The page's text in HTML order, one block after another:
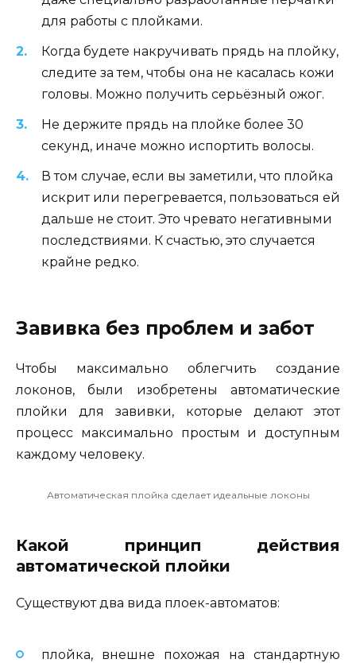
для работы с плойками.
Когда будете накручивать прядь на плойку,
следите за тем, чтобы она не касалась кожи
головы. Можно получить серьёзный ожог.
Не держите прядь на плойке более 30
секунд, иначе можно испортить волосы.
В том случае, если вы заметили, что плойка
искрит или перегревается, пользоваться ей
дальше не стоит. Это чревато негативными
последствиями. К счастью, это случается
крайне редко.
Завивка без проблем и забот
Чтобы максимально облегчить создание
локонов, были изобретены автоматические
плойки для завивки, которые делают этот
процесс максимально простым и доступным
каждому человеку.
Автоматическая плойка сделает идеальные локоны
Какой принцип действия
автоматической плойки
Существуют два вида плоек-автоматов:
плойка, внешне похожая на стандартную